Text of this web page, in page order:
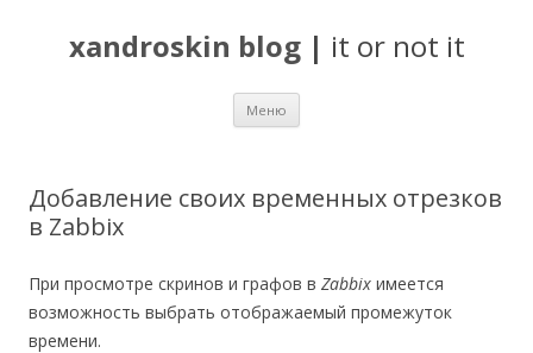
xandroskin blog| it or not it
Меню
Добавление своих временных отрезков
в Zabbix
При просмотре скринов и графов в Zabbix имеется
возможность выбрать отображаемый промежуток
времени.